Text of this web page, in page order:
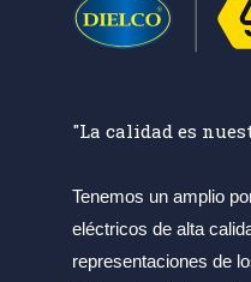
"La calidad es
Tenemos un amplio
eléctricos de alta
representaciones de